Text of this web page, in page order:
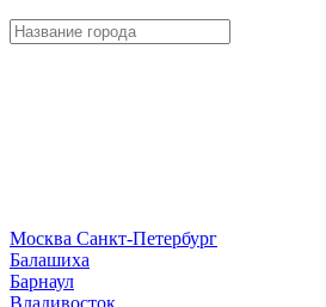
Москва Санкт-Петербург
Балашиха
Барнаул
Владивосток